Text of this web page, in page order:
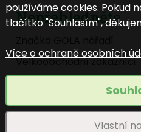
Nepřehlédněte
Velkoobchodní zákazníci
© 2024 GOLA nářadí s.r.o. -
používáme cookies. Pokud
tlačítko "Souhlasím",
Více o ochraně osobních
Vlastní